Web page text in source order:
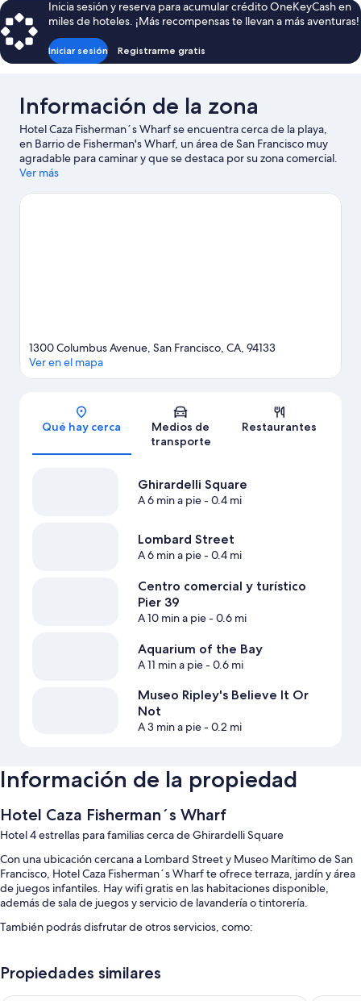
de
$126
Inicia sesión y reserva para acumular crédito OneKeyCash en
miles de hoteles. ¡Más recompensas te llevan a más aventuras!
Iniciar sesión Registrarme gratis
Información de la zona
Hotel Caza Fisherman´s Wharf se encuentra cerca de la playa,
en Barrio de Fisherman's Wharf, un área de San Francisco muy
agradable para caminar y que se destaca por su zona comercial.
Lombard Street y Palacio de Bellas Artes son lugares
visitar Ghirardelli Square y Centro comercial y turístico Pier 39.
Ver más
Sección del mapa
1300 Columbus Avenue, San Francisco, CA, 94133
Ver en el mapa
Qué hay cerca
Medios de
transporte
Restaurantes
Ghirardelli Square
A 6 min a pie- 0.4 mi
Lombard Street
A 6 min a pie- 0.4 mi
Centro comercial y turístico
Pier 39
A 10 min a pie- 0.6 mi
Aquarium of the Bay
A 11 min a pie- 0.6 mi
Museo Ripley's Believe It Or
Not
A 3 min a pie- 0.2 mi
Información de la propiedad
Hotel Caza Fisherman´s Wharf
Hotel 4 estrellas para familias cerca de Ghirardelli Square
Con una ubicación cercana a Lombard Street y Museo Marítimo de San
Francisco, Hotel Caza Fisherman´s Wharf te ofrece terraza, jardín y área
de juegos infantiles. Hay wifi gratis en las habitaciones disponible,
además de sala de juegos y servicio de lavandería o tintorería.
También podrás disfrutar de otros servicios, como:
Desayuno (con cargo), uso gratuito de bicicletas y estacionamiento
Propiedades similares